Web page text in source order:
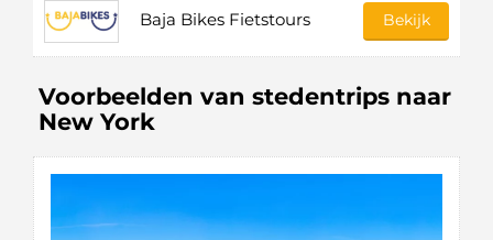
Baja Bikes Fietstours Bekijk
Voorbeelden van stedentrips naar
New York